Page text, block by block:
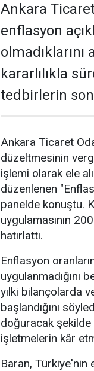
Ankara Ticaret
enflasyon
kararlılıkla
tedbirlerin
Ankara Ticaret
düzeltmesinin
işlemi olarak ele
düzenlenen
panelde konuştu.
uygulamasının
hatırlattı.
Enflasyon
uygulanmadığını
yılki bilançolarda
başlandığını
doğuracak şekilde
işletmelerin kâr
Baran, Türkiye'nin